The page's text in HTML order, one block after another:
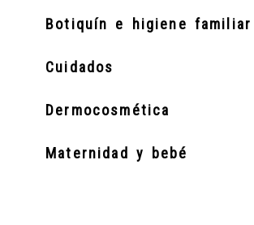
Botiquín e higiene familiar
Cuidados
Dermocosmética
Maternidad y bebé